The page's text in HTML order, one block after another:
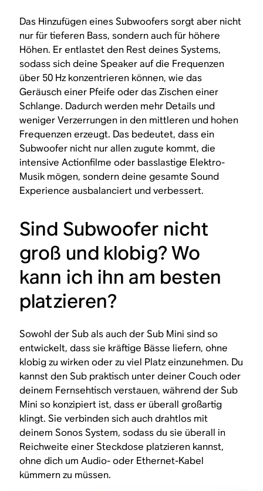
Das Hinzufügen eines Subwoofers sorgt aber nicht
nur für tieferen Bass, sondern auch für höhere
Höhen. Er entlastet den Rest deines Systems,
sodass sich deine Speaker auf die Frequenzen
über 50 Hz konzentrieren können, wie das
Geräusch einer Pfeife oder das Zischen einer
Schlange. Dadurch werden mehr Details und
weniger Verzerrungen in den mittleren und hohen
Frequenzen erzeugt. Das bedeutet, dass ein
Subwoofer nicht nur allen zugute kommt, die
intensive Actionfilme oder basslastige Elektro-
Musik mögen, sondern deine gesamte Sound
Experience ausbalanciert und verbessert.
Sind Subwoofer nicht
groß und klobig? Wo
kann ich ihn am besten
platzieren?
Sowohl der Sub als auch der Sub Mini sind so
entwickelt, dass sie kräftige Bässe liefern, ohne
klobig zu wirken oder zu viel Platz einzunehmen. Du
kannst den Sub praktisch unter deiner Couch oder
deinem Fernsehtisch verstauen, während der Sub
Mini so konzipiert ist, dass er überall großartig
klingt. Sie verbinden sich auch drahtlos mit
deinem Sonos System, sodass du sie überall in
Reichweite einer Steckdose platzieren kannst,
ohne dich um Audio- oder Ethernet-Kabel
kümmern zu müssen.